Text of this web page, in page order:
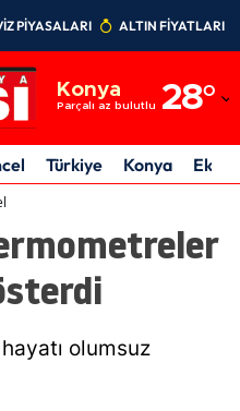
PİYASALARI ALTIN FİYATLARI
Konya
Parçalı az bulutlu 28°
Adıyaman
Afyonkarahisar
Amasya
Ankara
Türkiye Konya
olumsuz